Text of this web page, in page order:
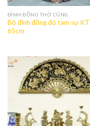
ĐỈNH ĐỒNG THỜ CÚNG
Bộ đỉnh đồng đỏ tam sự KT
65cm